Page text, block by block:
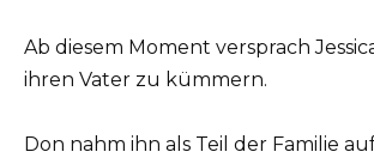
Ab diesem Moment versprach
ihren Vater zu kümmern.
Don nahm ihn als Teil der Familie